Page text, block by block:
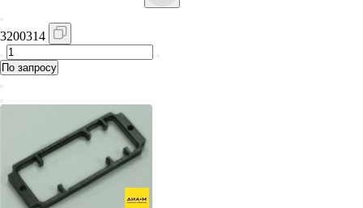
3200314
По запросу